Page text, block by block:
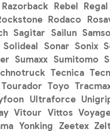
Razorback Rebel Regal
Rodaco
Sagitar Sailun
Solideal Sonar Sonix
Sumaxx Sumitomo
Tecnica
Tourador Toyo
Ultraforce
Vitour Vittos
Yonking Zeetex